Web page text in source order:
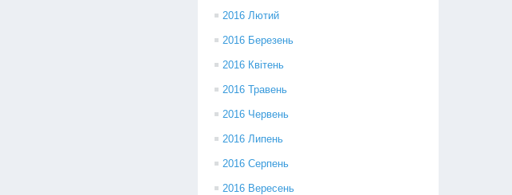
2016 Лютий
2016 Березень
2016 Квітень
2016 Травень
2016 Червень
2016 Липень
2016 Серпень
2016 Вересень